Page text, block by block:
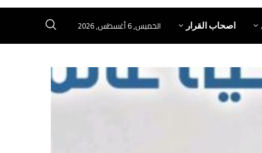
اصحاب القرار الخميس, 6 أغسطس, 2026